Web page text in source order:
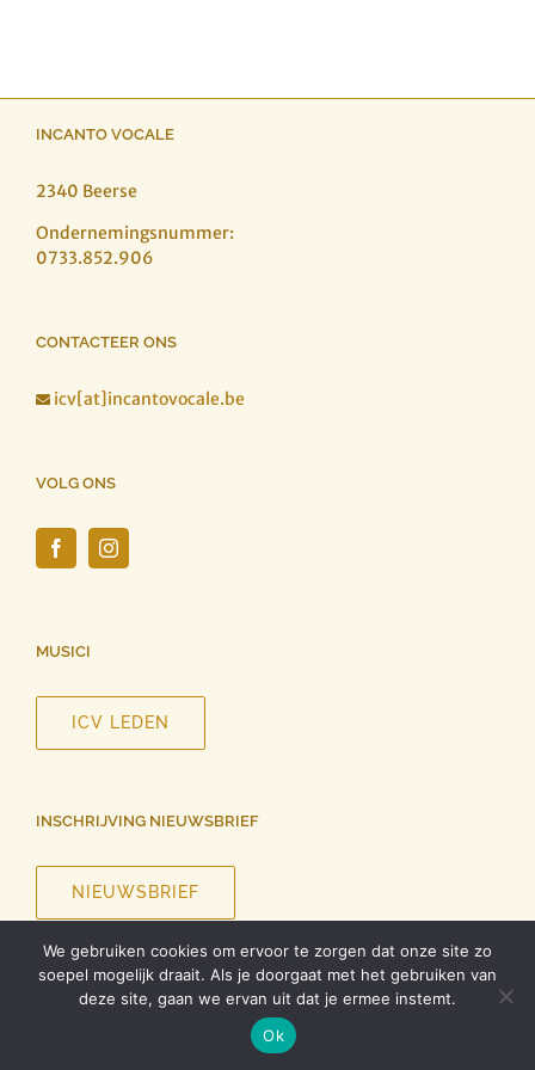
INCANTO VOCALE
2340 Beerse
Ondernemingsnummer:
0733.852.906
CONTACTEER ONS
 icv[at]incantovocale.be
VOLG ONS
MUSICI
ICV LEDEN
INSCHRIJVING NIEUWSBRIEF
NIEUWSBRIEF
2026 InCanto Vocale | Alle rechten voorbehouden |
| Ontwerp website
We gebruiken cookies om ervoor te zorgen dat onze site zo
soepel mogelijk draait. Als je doorgaat met het gebruiken van
deze site, gaan we ervan uit dat je ermee instemt.
Ok